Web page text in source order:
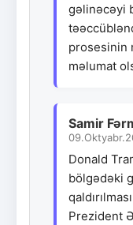
gəlinəcəyi
prosesinin
məlumat
Samir
Donald
bölgədəki
Prezident